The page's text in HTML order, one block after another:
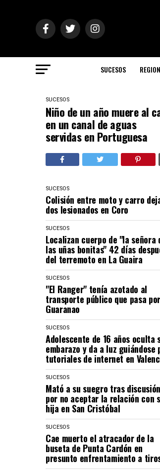
SUCESOS
SUCESOS
Niño de un año muere al
en un canal de aguas
servidas en Portuguesa
SUCESOS
Colisión entre moto y carro
dos lesionados en Coro
SUCESOS
Localizan cuerpo de "la señora
las uñas bonitas" 42 días
del terremoto en La Guaira
SUCESOS
"El Ranger" tenía azotado al
transporte público que pasa por
Guaranao
SUCESOS
Adolescente de 16 años oculta
embarazo y da a luz guiándose
tutoriales de internet en
SUCESOS
Mató a su suegro tras discusión
por no aceptar la relación con
hija en San Cristóbal
SUCESOS
Cae muerto el atracador de la
buseta de Punta Cardón en
presunto enfrentamiento a